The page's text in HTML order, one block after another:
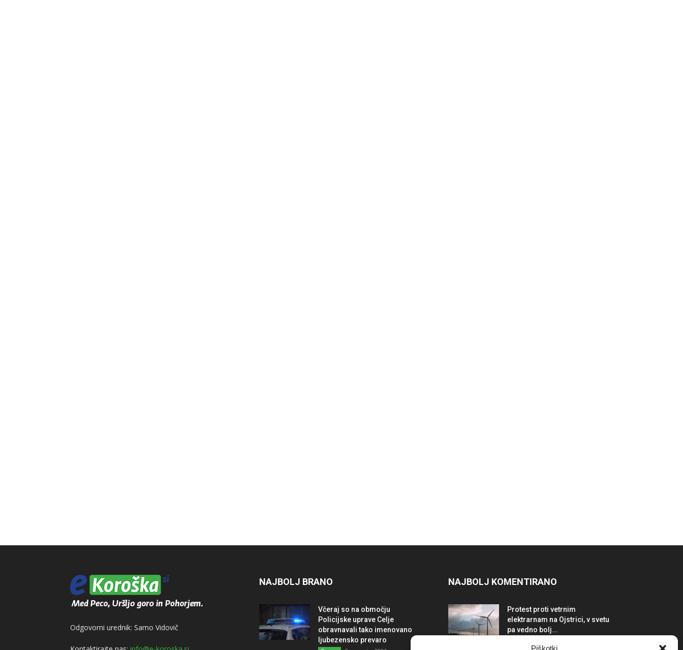
Piškotki
Odgovorni urednik: Samo Vidovič
NAJBOLJ BRANO
Včeraj so na območju
Policijske uprave Celje
obravnavali tako imenovano
ljubezensko prevaro
NAJBOLJ KOMENTIRANO
Protest proti vetrnim
elektrarnam na Ojstrici, v svetu
pa vedno bolj...